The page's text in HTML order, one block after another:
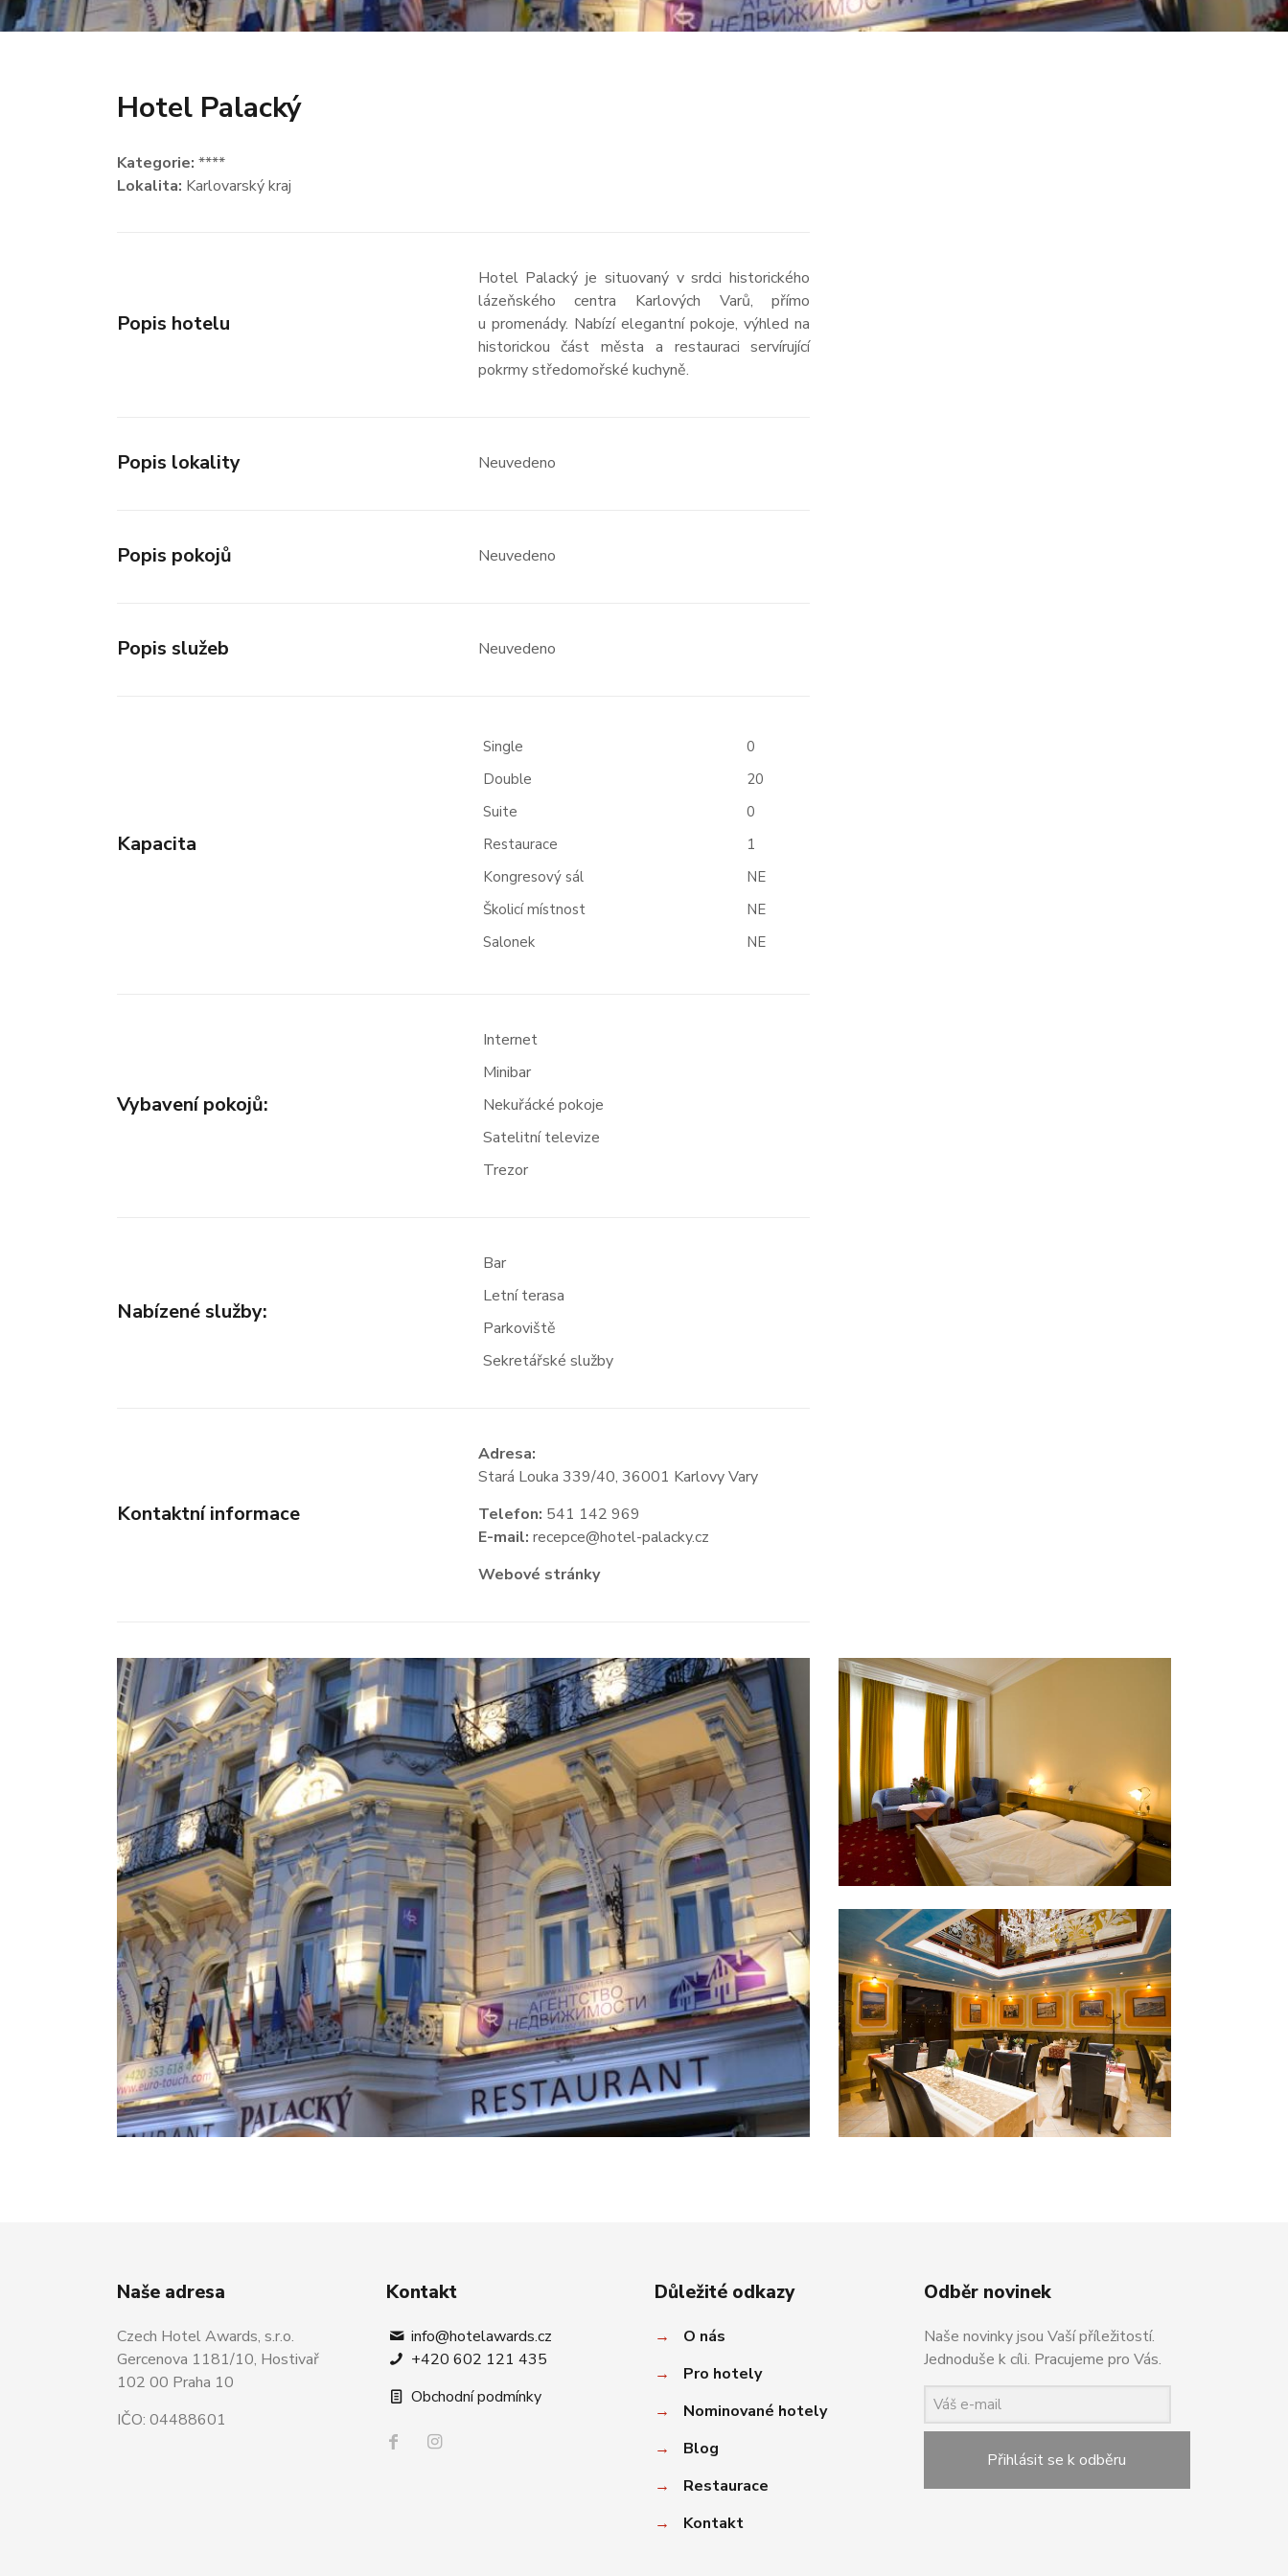
Hotel Palacký
Kategorie: ****
Lokalita: Karlovarský kraj
Popis hotelu
Hotel Palacký je situovaný v srdci historického
lázeňského centra Karlových Varů, přímo
u promenády. Nabízí elegantní pokoje, výhled na
historickou část města a restauraci servírující
pokrmy středomořské kuchyně.
Popis lokality Neuvedeno
Popis pokojů Neuvedeno
Popis služeb Neuvedeno
Kapacita
Single
0
Double
20
Suite
0
Restaurace
1
Kongresový sál
NE
Školicí místnost
NE
Salonek
NE
Vybavení pokojů:
Internet
Minibar
Nekuřácké pokoje
Satelitní televize
Trezor
Nabízené služby:
Bar
Letní terasa
Parkoviště
Sekretářské služby
Kontaktní informace
Adresa:
Stará Louka 339/40, 36001 Karlovy Vary
Telefon: 541 142 969
E-mail: recepce@hotel-palacky.cz
Webové stránky
Naše adresa
Czech Hotel Awards, s.r.o.
Gercenova 1181/10, Hostivař
102 00 Praha 10
IČO: 04488601
Kontakt
info@hotelawards.cz
+420 602 121 435
Obchodní podmínky
Důležité odkazy
→
O nás
→
Pro hotely
→
Nominované hotely
→
Blog
→
Restaurace
→
Kontakt
Odběr novinek
Naše novinky jsou Vaší příležitostí.
Jednoduše k cíli. Pracujeme pro Vás.
Přihlásit se k odběru